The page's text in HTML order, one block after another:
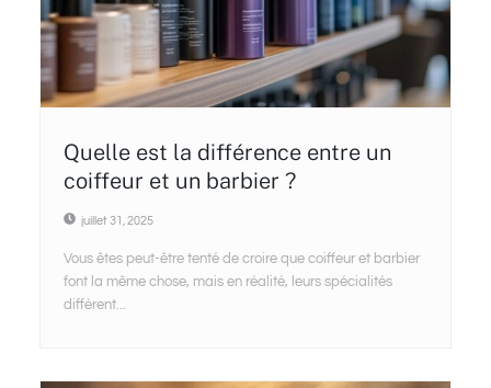
Quelle est la différence entre un
coiffeur et un barbier ?
juillet 31, 2025
Vous êtes peut-être tenté de croire que coiffeur et barbier
font la même chose, mais en réalité, leurs spécialités
diffèrent...